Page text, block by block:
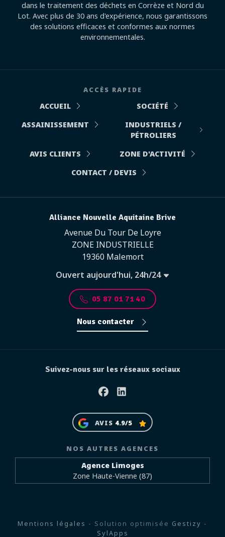
dans le traitement des déchets en Corrèze et Nord du
Lot. Avec plus de 30 ans d'expérience, nous garantissons
des solutions efficaces et conformes aux normes
environnementales.
ACCÈS RAPIDE
ACCUEIL
SOCIÉTÉ
ASSAINISSEMENT
INDUSTRIELS /
PÉTROLIERS
AVIS CLIENTS
ZONE D'ACTIVITÉ
CONTACT / DEVIS
Alliance Nouvelle Aquitaine Brive
Avenue Du Tour De Loyre
ZONE INDUSTRIELLE
19360 Malemort
Ouvert aujourd'hui, 24h/24
05 87 01 71 40
Nous contacter
Suivez-nous sur les réseaux sociaux
FacebookLinkedin
AVIS 4.9/5
NOS AUTRES AGENCES
Agence Limoges
Zone Haute-Vienne (87)
Mentions légales - Solution optimisée Gestizy -
SylApps